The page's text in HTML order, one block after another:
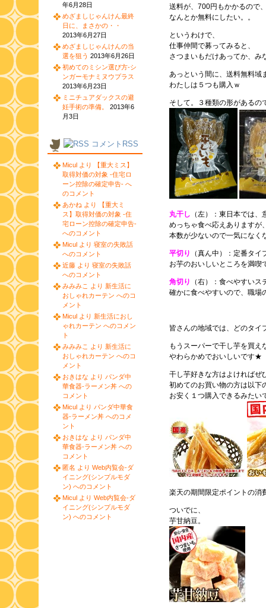
送料が、700円もかかるので
なんとか無料にしたい。。
というわけで、
仕事仲間で募ってみると、
さつまいもだけあってか、み
あっという間に、送料無料域
わたしは５つも購入ｗ
そして。３種類の形があるの
丸干し （左）：東日本では
めっちゃ食べ応えありますが
本数が少ないので一気になく
平切り
（真ん中）：定番タイ
お芋のおいしいところを満喫
角切り
（右）：食べやすい
確かに食べやすいので、職場
皆さんの地域では、どのタイ
もうスーパーで干し芋を買え
やわらかめでおいしいです★
干し芋好きな方はよければぜ
初めてのお買い物の方は以下
お安く１つ購入できるみたい
楽天の期間限定ポイントの消
ついでに、
芋甘納豆。
年6月28日
めざましじゃんけん最終
日に、まさかの・・
2013年6月27日
めざましじゃんけんの当
選を狙う 2013年6月26日
初めてのミシン選び方-シ
ンガーモナミヌウプラス
2013年6月23日
ミニチュアダックスの避
妊手術の準備。
2013年6
月3日
コメントRSS
Micul より 【重大ミス】
取得対価の対象 -住宅ロ
ーン控除の確定申告- へ
のコメント
あかね より 【重大ミ
ス】取得対価の対象 -住
宅ローン控除の確定申告-
へのコメント
Micul より 寝室の失敗話
へのコメント
近藤 より 寝室の失敗話
へのコメント
みみみこ より 新生活に
おしゃれカーテン へのコ
メント
Micul より 新生活におし
ゃれカーテン へのコメン
ト
みみみこ より 新生活に
おしゃれカーテン へのコ
メント
おきはな より パンダ中
華食器-ラーメン丼 への
コメント
Micul より パンダ中華食
器-ラーメン丼 へのコメ
ント
おきはな より パンダ中
華食器-ラーメン丼 への
コメント
匿名 より Web内覧会-ダ
イニング(シンプルモダ
ン) へのコメント
Micul より Web内覧会-ダ
イニング(シンプルモダ
ン) へのコメント